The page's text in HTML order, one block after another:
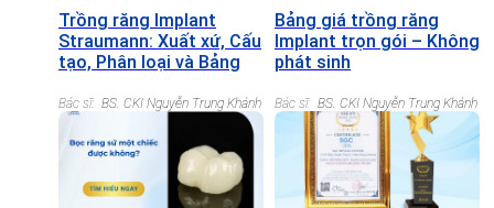
Trồng răng Implant
Straumann: Xuất xứ, Cấu
tạo, Phân loại và Bảng
Bác sĩ: BS. CKI Nguyễn Trung Khánh
Bảng giá trồng răng
Implant trọn gói – Không
phát sinh
Bác sĩ: BS. CKI Nguyễn Trung Khánh